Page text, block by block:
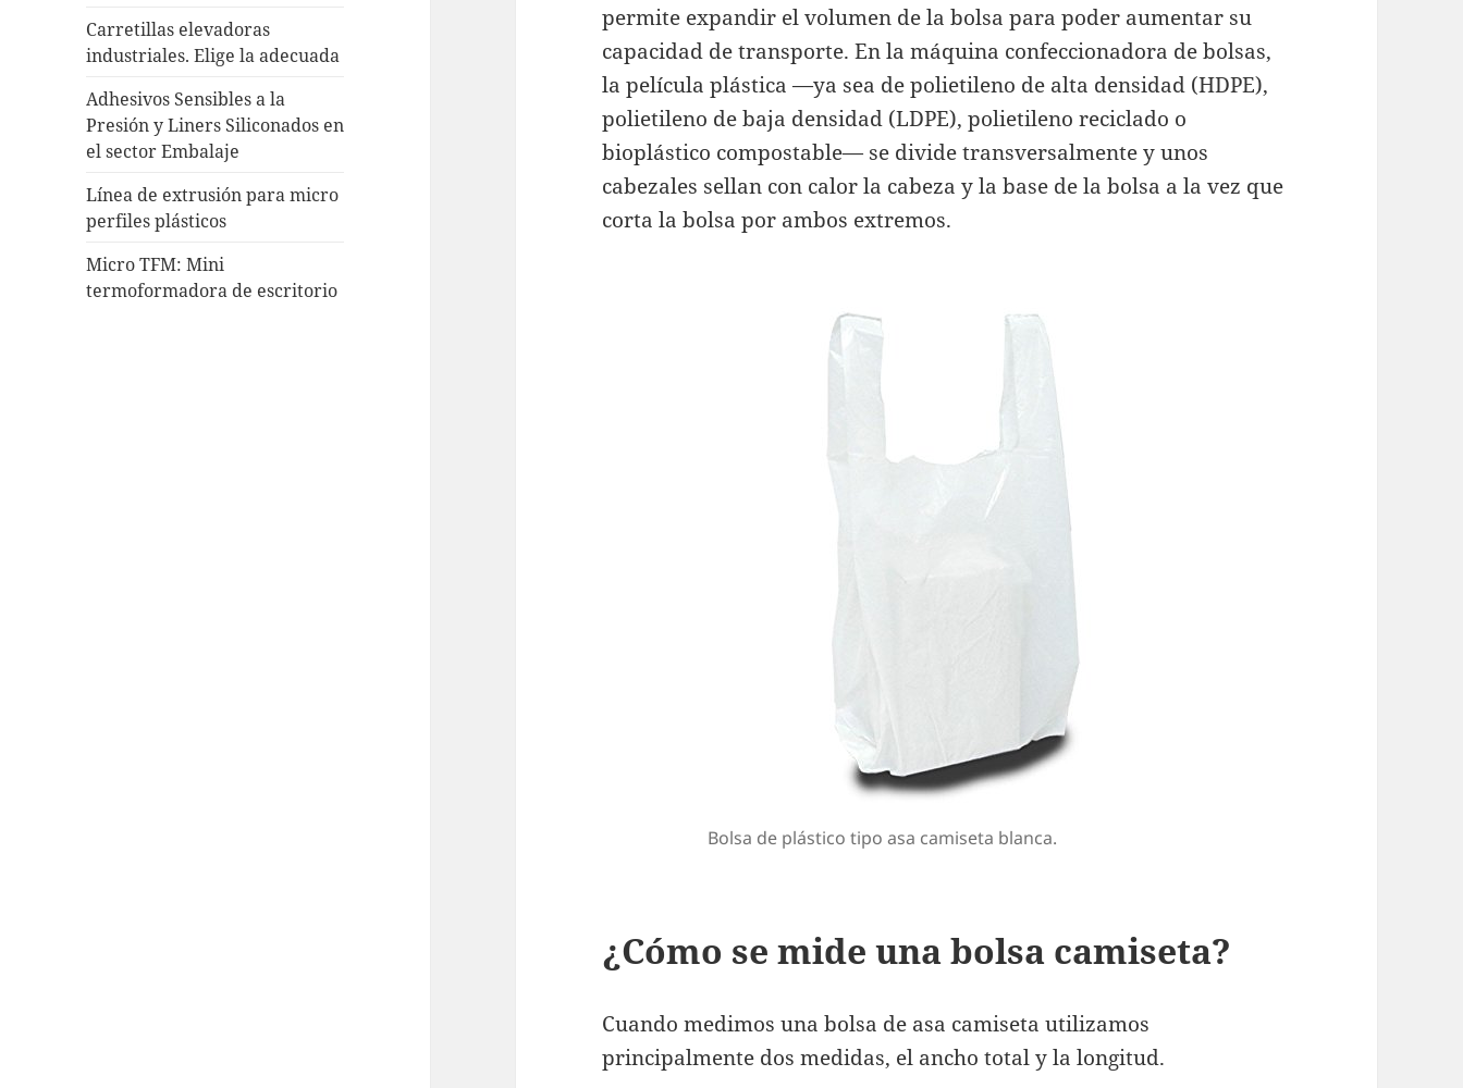
Carretillas elevadoras
industriales. Elige la adecuada
Adhesivos Sensibles a la
Presión y Liners Siliconados en
el sector Embalaje
Línea de extrusión para micro
perfiles plásticos
Micro TFM: Mini
termoformadora de escritorio
permite expandir el volumen de la bolsa para poder aumentar su
capacidad de transporte. En la máquina confeccionadora de bolsas,
la película plástica —ya sea de polietileno de alta densidad (HDPE),
polietileno de baja densidad (LDPE), polietileno reciclado o
bioplástico compostable— se divide transversalmente y unos
cabezales sellan con calor la cabeza y la base de la bolsa a la vez que
corta la bolsa por ambos extremos.
Bolsa de plástico tipo asa camiseta blanca.
¿Cómo se mide una bolsa camiseta?
Cuando medimos una bolsa de asa camiseta utilizamos
principalmente dos medidas, el ancho total y la longitud.